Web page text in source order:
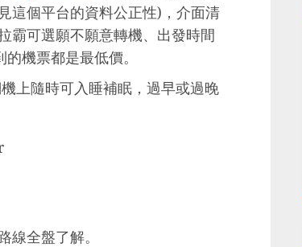
這個平台的資料公正性)，介面清
霸可選願不願意轉機、出發時間
的機票都是最低價。
上隨時可入睡補眠，過早或過晚
全盤了解。